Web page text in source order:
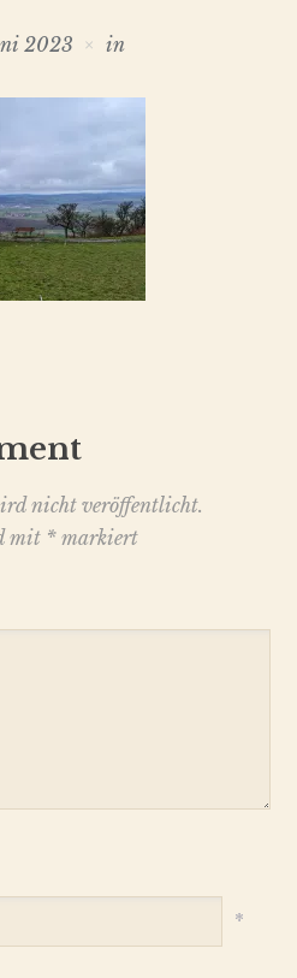
2023 in
nicht veröffentlicht.
mit *markiert
*